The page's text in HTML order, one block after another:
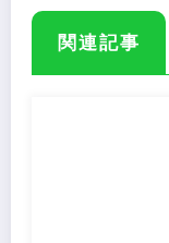
関連記事